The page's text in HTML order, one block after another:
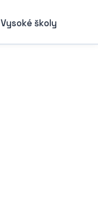
Vysoké školy